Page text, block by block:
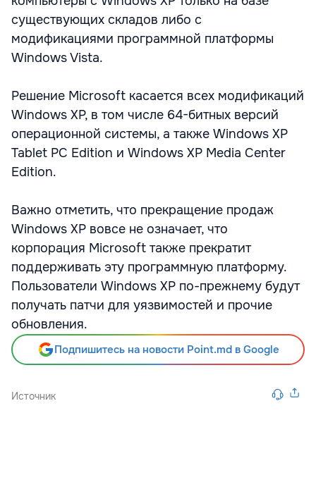
существующих складов либо с
модификациями программной платформы
Windows Vista.
Решение Microsoft касается всех модификаций
Windows ХР, в том числе 64-битных версий
операционной системы, а также Windows XP
Tablet PC Edition и Windows XP Media Center
Edition.
Важно отметить, что прекращение продаж
Windows ХР вовсе не означает, что
корпорация Microsoft также прекратит
поддерживать эту программную платформу.
Пользователи Windows ХР по-прежнему будут
получать патчи для уязвимостей и прочие
обновления.
Подпишитесь на новости Point.md в Google
Источник